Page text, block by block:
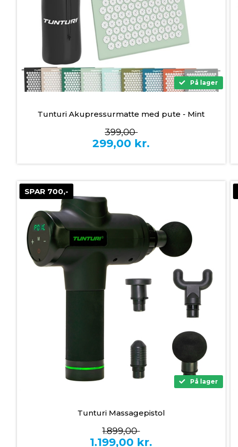
På lager
Tunturi Akupressurmatte med pute - Mint
399,00
299,00 kr.
SPAR 700,-
På lager
Tunturi Massagepistol
1.899,00
1.199,00 kr.